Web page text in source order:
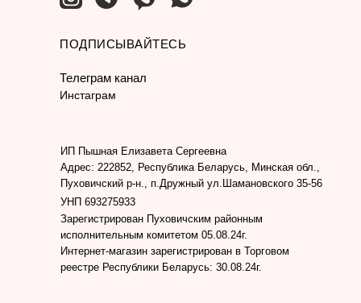
Инстаграм
ПОДПИСЫВАЙТЕСЬ
Телеграм канал
ИП Пышная Елизавета Сергеевна
Адрес: 222852, Республика Беларусь, Минская обл.,
Пуховичский р-н., п.Дружный ул.Шамановского 35-56
УНП 693275933
Интернет-магазин зарегистрирован в Торговом
реестре Республики Беларусь: 30.08.24г.
Зарегистрирован Пуховичским районным
исполнительным комитетом 05.08.24г.